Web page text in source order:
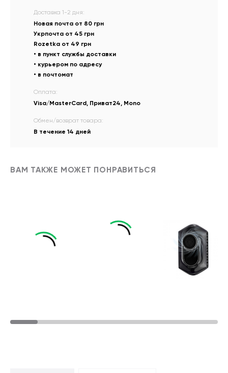
Доставка 1-2 дня:
Новая почта от 80 грн
Укрпочта от 45 грн
Rozetka от 49 грн
• в пункт службы доставки
• курьером по адресу
• в почтомат
Оплата:
Visa/MasterCard, Приват24, Mono
Обмен/возврат товара:
В течение 14 дней
ВАМ ТАКЖЕ МОЖЕТ ПОНРАВИТЬСЯ